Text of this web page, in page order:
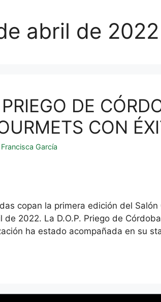
abril de 2022
DE
CON
Francisca García
copan la primera edición del
de 2022. La D.O.P. Priego de
ha estado acompañada en su